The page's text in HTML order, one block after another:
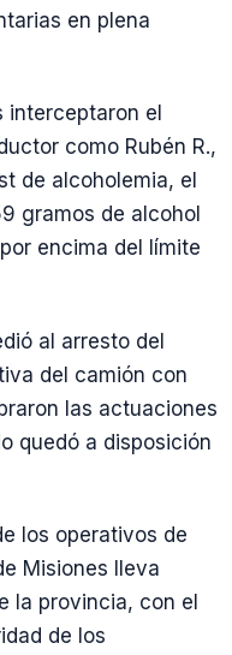
en plena
el
como Rubén R.,
de alcoholemia, el
gramos de alcohol
encima del límite
al arresto del
del camión con
las actuaciones
quedó a disposición
los operativos de
Misiones lleva
la provincia, con el
de los